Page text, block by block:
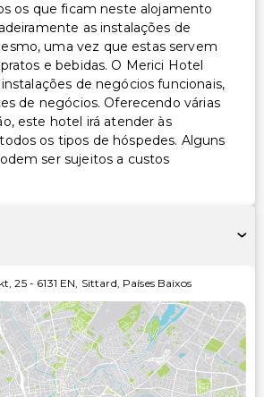
os que ficam neste alojamento
as instalações de
uma vez que estas servem
e bebidas. O Merici Hotel
de negócios funcionais,
de negócios. Oferecendo várias
este hotel irá atender às
os tipos de hóspedes. Alguns
ser sujeitos a custos
25- 6131 EN, Sittard, Países Baixos